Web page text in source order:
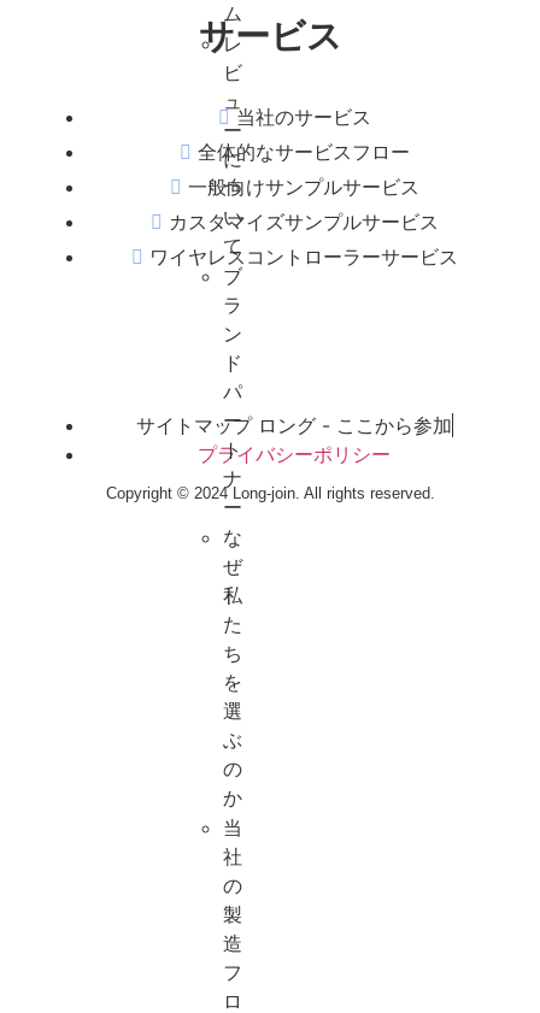
ム
レ
ビ
ュ
ー
に
つ
い
て
ブ
ラ
ン
ド
パ
ー
ト
ナ
ー
な
ぜ
私
た
ち
を
選
ぶ
の
か
当
社
の
製
造
フ
ロ
サービス
当社のサービス
全体的なサービスフロー
一般向けサンプルサービス
カスタマイズサンプルサービス
ワイヤレスコントローラーサービス
サイトマップ ロング - ここから参加
プライバシーポリシー
Copyright © 2024 Long-join. All rights reserved.